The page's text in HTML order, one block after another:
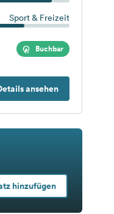
Sport & Freizeit
Buchbar
ansehen
hinzufügen